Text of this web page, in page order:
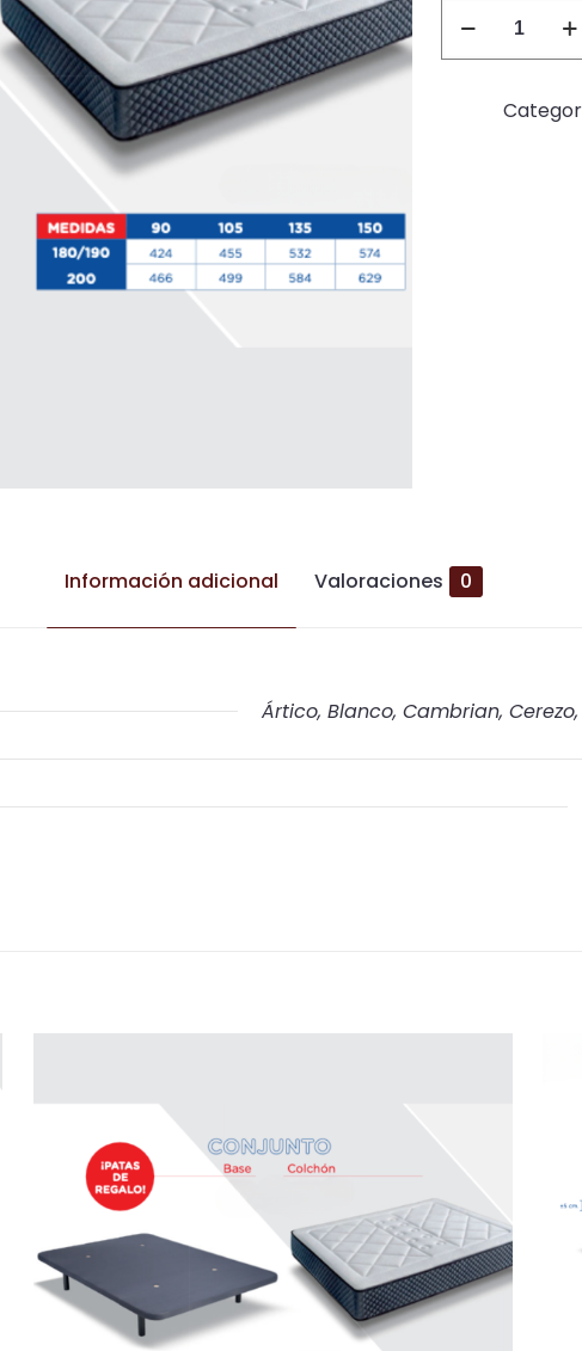
cantidad
Información adicional Valoraciones 0
Ártico, Blanco, Cambrian,
1 de 5 estrellas
2 de 5
estrellas
3 de 5
estrellas
estrellas